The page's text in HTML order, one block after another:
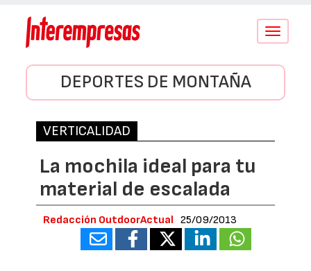
Conmutar
DEPORTES DE MONTAÑA
VERTICALIDAD
La mochila ideal para tu
material de escalada
Redacción OutdoorActual 25/09/2013